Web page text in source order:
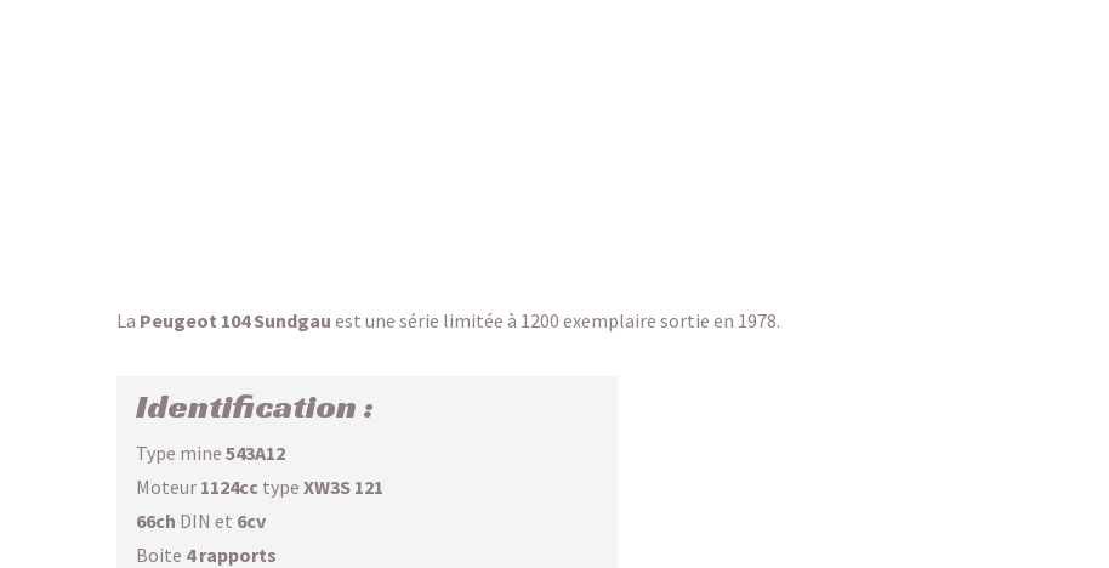
La Peugeot 104 Sundgau est une série limitée à 1200 exemplaire sortie en 1978.
Identification :
Type mine 543A12
Moteur 1124cc type XW3S 121
66ch DIN et 6cv
Boite 4 rapports